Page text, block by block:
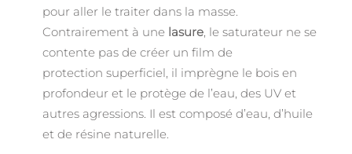
pour aller le traiter dans la masse.
Contrairement à une lasure, le saturateur ne se
contente pas de créer un film de
protection superficiel, il imprègne le bois en
profondeur et le protège de l’eau, des UV et
autres agressions. Il est composé d’eau, d’huile
et de résine naturelle.